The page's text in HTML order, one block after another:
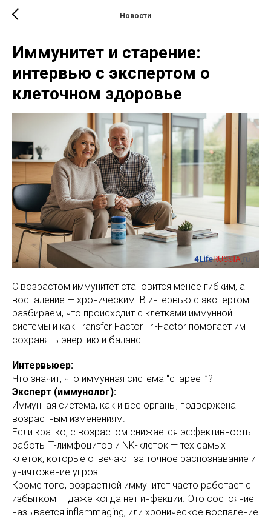
Новости
Иммунитет и старение:
интервью с экспертом о
клеточном здоровье
С возрастом иммунитет становится менее гибким, а
воспаление — хроническим. В интервью с экспертом
разбираем, что происходит с клетками иммунной
системы и как Transfer Factor Tri-Factor помогает им
сохранять энергию и баланс.
Интервьюер:
Что значит, что иммунная система “стареет”?
Эксперт (иммунолог):
Иммунная система, как и все органы, подвержена
возрастным изменениям.
Если кратко, с возрастом снижается эффективность
работы Т-лимфоцитов и NK-клеток — тех самых
клеток, которые отвечают за точное распознавание и
уничтожение угроз.
Кроме того, возрастной иммунитет часто работает с
избытком — даже когда нет инфекции. Это состояние
называется inflammaging, или хроническое воспаление